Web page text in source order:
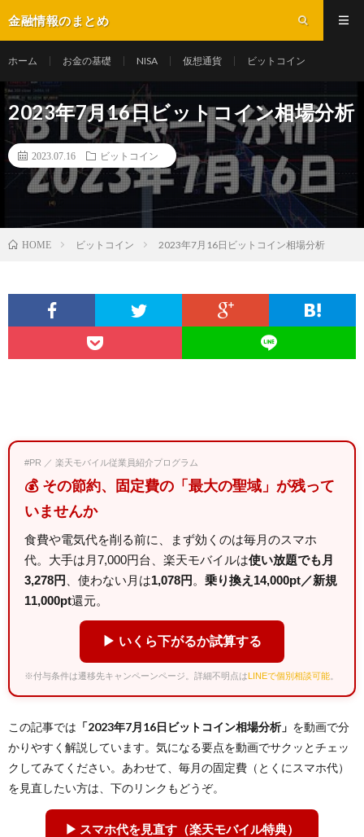
金融情報のまとめ
ホーム お金の基礎 NISA 仮想通貨 ビットコイン
2023年7月16日ビットコイン相場分析
2023.07.16 ビットコイン
HOME ビットコイン 2023年7月16日ビットコイン相場分析
#PR ／ 楽天モバイル従業員紹介プログラム
💰 その節約、固定費の「最大の聖域」が残って
いませんか
食費や電気代を削る前に、まず効くのは毎月のスマホ
代。大手は月7,000円台、楽天モバイルは使い放題でも月
3,278円
、使わない月は1,078円 。 乗り換え14,000pt／新規
11,000pt還元。
▶ いくら下がるか試算する
※付与条件は遷移先キャンペーンページ。詳細不明点はLINEで個別相談可能
この記事では 「2023年7月16日ビットコイン相場分析」 を動画で分
かりやすく解説しています。気になる要点を動画でサクッとチェッ
クしてみてください。あわせて、毎月の固定費（とくにスマホ代）
を見直したい方は、下のリンクもどうぞ。
▶ スマホ代を見直す（楽天モバイル特典）